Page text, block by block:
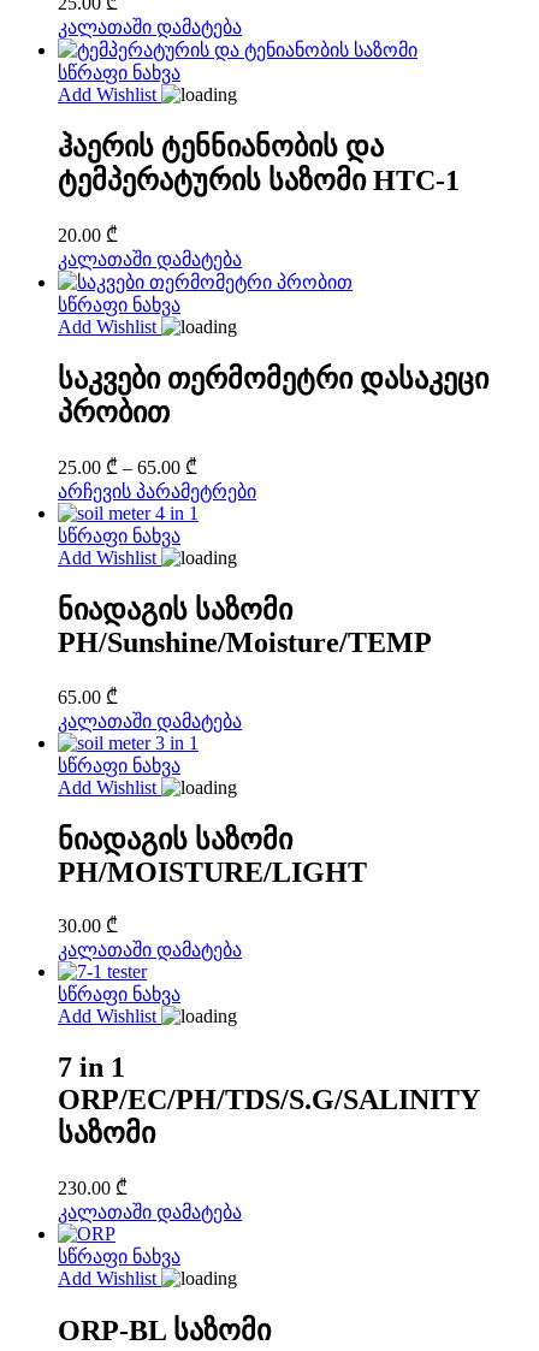
კალათაში დამატება
სწრაფი ნახვა
Add Wishlist
ჰაერის ტენნიანობის და
ტემპერატურის საზომი HTC-1
20.00 ₾
კალათაში დამატება
სწრაფი ნახვა
Add Wishlist
საკვები თერმომეტრი დასაკეცი
პრობით
25.00 ₾ – 65.00 ₾
range:
25.00 ₾
65.00 ₾
არჩევის პარამეტრებიThis
The
options
may
სწრაფი ნახვა
Add Wishlist
ნიადაგის საზომი
PH/Sunshine/Moisture/TEMP
65.00 ₾
კალათაში დამატება
სწრაფი ნახვა
Add Wishlist
ნიადაგის საზომი
PH/MOISTURE/LIGHT
30.00 ₾
კალათაში დამატება
სწრაფი ნახვა
Add Wishlist
7 in 1
ORP/EC/PH/TDS/S.G/SALINITY
საზომი
230.00 ₾
კალათაში დამატება
სწრაფი ნახვა
Add Wishlist
ORP-BL საზომი